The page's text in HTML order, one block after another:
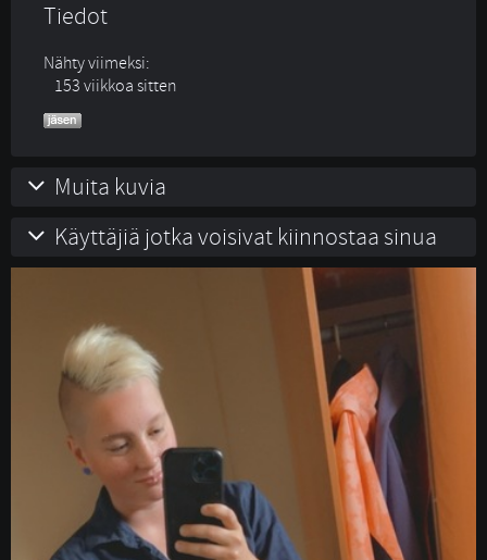
Tiedot
Nähty viimeksi:
153 viikkoa sitten
Muita kuvia
Käyttäjiä jotka voisivat kiinnostaa sinua